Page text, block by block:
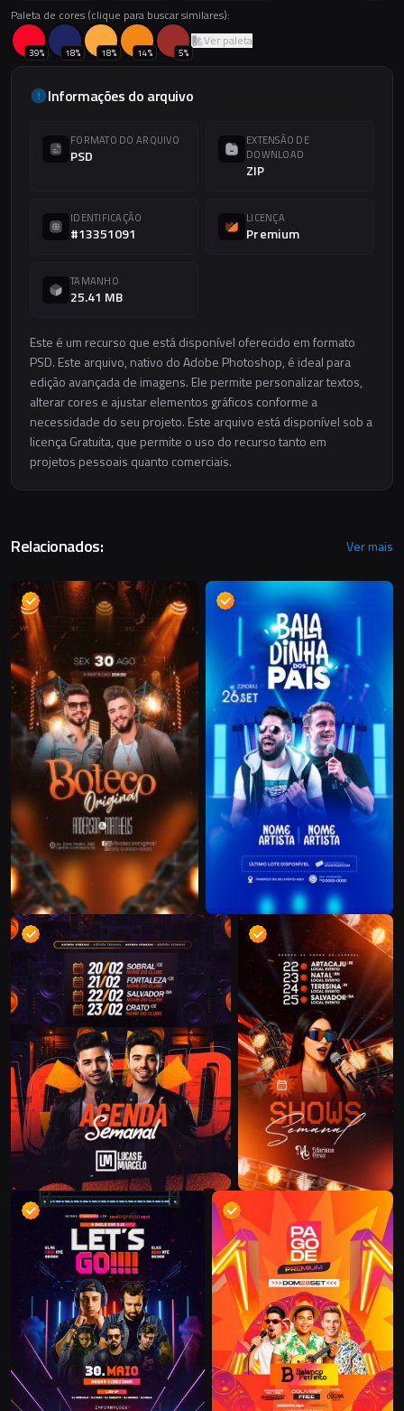
Paleta de cores (clique para buscar similares):
39% 18% 18% 14% 5%
Ver paleta
Informações do arquivo
FORMATO DO ARQUIVO
PSD
EXTENSÃO DE
DOWNLOAD
ZIP
IDENTIFICAÇÃO
#13351091
LICENÇA
Premium
TAMANHO
25.41 MB
Este é um recurso que está disponível oferecido em formato
PSD. Este arquivo, nativo do Adobe Photoshop, é ideal para
edição avançada de imagens. Ele permite personalizar textos,
alterar cores e ajustar elementos gráficos conforme a
necessidade do seu projeto. Este arquivo está disponível sob a
licença Gratuita, que permite o uso do recurso tanto em
projetos pessoais quanto comerciais.
Relacionados: Ver mais